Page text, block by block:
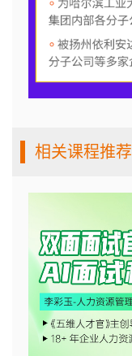
相关课程推荐